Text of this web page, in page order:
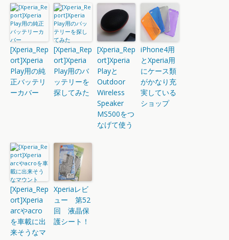
[Xperia_Rep
ort]Xperia
Play用の純
正バッテリ
ーカバー
[Xperia_Rep
ort]Xperia
Play用のバ
ッテリーを
探してみた
[Xperia_Rep
ort]Xperia
Playと
Outdoor
Wireless
Speaker
MS500をつ
なげて使う
iPhone4用
とXperia用
にケース類
がかなり充
実している
ショップ
[Xperia_Rep
ort]Xperia
arcやacro
を車載に出
来そうなマ
Xperiaレビ
ュー 第52
回 液晶保
護シート！